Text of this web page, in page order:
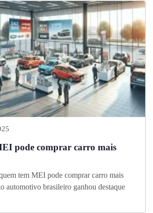
pode comprar carro mais
tem MEI pode comprar carro mais
automotivo brasileiro ganhou destaque